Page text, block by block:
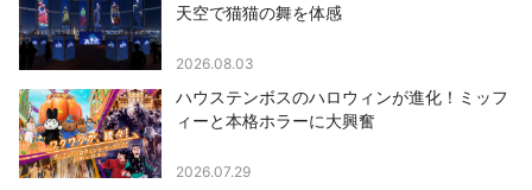
天空で猫猫の舞を体感
2026.08.03
ハウステンボスのハロウィンが進化！ミッフ
ィーと本格ホラーに大興奮
2026.07.29